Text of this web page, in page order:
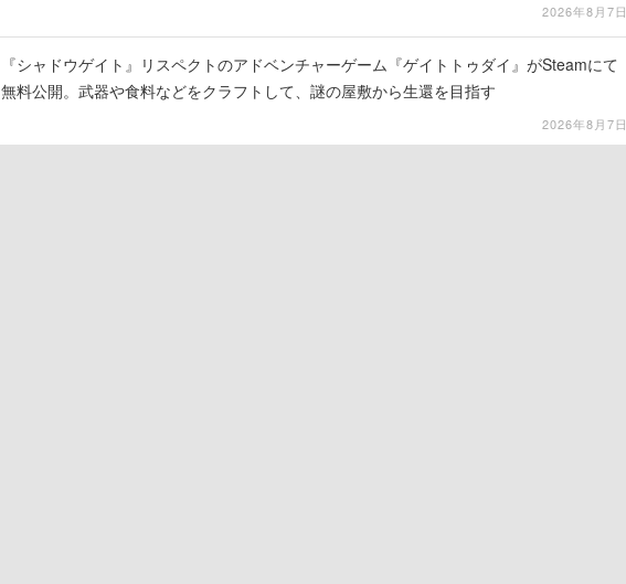
2026年8月7日
『シャドウゲイト』リスペクトのアドベンチャーゲーム『ゲイトトゥダイ』がSteamにて
無料公開。武器や食料などをクラフトして、謎の屋敷から生還を目指す
2026年8月7日